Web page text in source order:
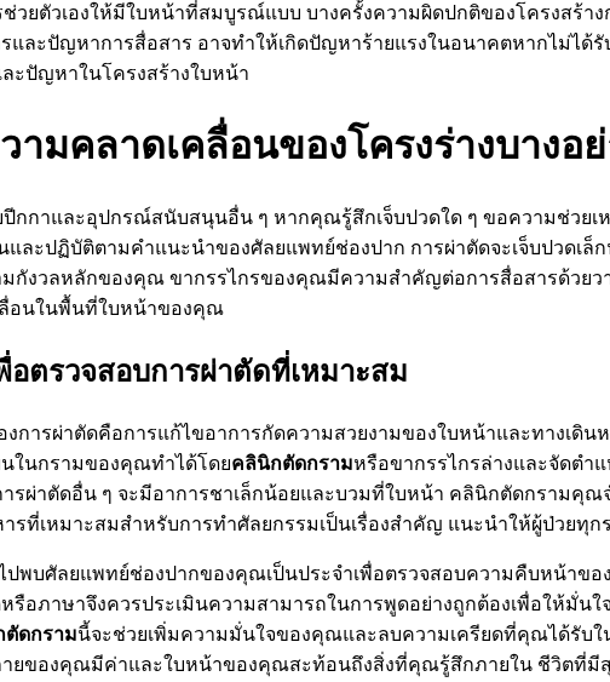
ช่วยตัวเองให้มีใบหน้าที่สมบูรณ์แบบ บางครั้งความผิดปกติของโครงสร้
และปัญหาการสื่อสาร อาจทำให้เกิดปัญหาร้ายแรงในอนาคตหากไม่ได้
ะปัญหาในโครงสร้างใบหน้า
มคลาดเคลื่อนของโครงร่างบางอย่
ปีกกาและอุปกรณ์สนับสนุนอื่น ๆ หากคุณรู้สึกเจ็บปวดใด ๆ ขอความช่ว
ละปฏิบัติตามคำแนะนำของศัลยแพทย์ช่องปาก การผ่าตัดจะเจ็บปวดเ
มกังวลหลักของคุณ ขากรรไกรของคุณมีความสำคัญต่อการสื่อสารด้วยว
ลื่อนในพื้นที่ใบหน้าของคุณ
ตรวจสอบการผ่าตัดที่เหมาะสม
ารผ่าตัดคือการแก้ไขอาการกัดความสวยงามของใบหน้าและทางเดิน
ในกรามของคุณทำได้โดยคลินิกตัดกรามหรือขากรรไกรล่างและจัดตำ
รผ่าตัดอื่น ๆ จะมีอาการชาเล็กน้อยและบวมที่ใบหน้า คลินิกตัดกรามคุ
รที่เหมาะสมสำหรับการทำศัลยกรรมเป็นเรื่องสำคัญ แนะนำให้ผู้ป่วยทุ
พบศัลยแพทย์ช่องปากของคุณเป็นประจำเพื่อตรวจสอบความคืบหน้าข
รือภาษาจึงควรประเมินความสามารถในการพูดอย่างถูกต้องเพื่อให้มั่น
ตัดกรามนี้จะช่วยเพิ่มความมั่นใจของคุณและลบความเครียดที่คุณได้รับ
ายของคุณมีค่าและใบหน้าของคุณสะท้อนถึงสิ่งที่คุณรู้สึกภายใน ชีวิตที่